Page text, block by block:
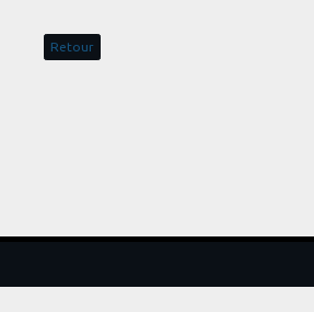
Retour